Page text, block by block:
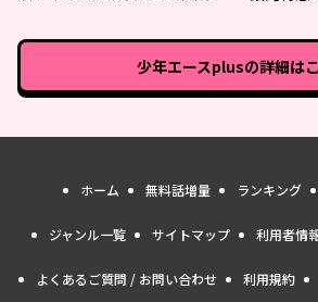
まった。
少年エースplusの詳細は
ホーム 無料話増量 ランキング
ジャンル一覧 サイトマップ 利用者情
よくあるご質問 / お問い合わせ 利用規約